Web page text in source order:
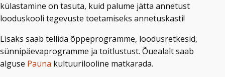
külastamine on tasuta, kuid palume jätta annetust
looduskooli tegevuste toetamiseks annetuskasti!
Lisaks saab tellida õppeprogramme, loodusretkesid,
sünnipäevaprogramme ja toitlustust. Õuealalt saab
alguse Pauna kultuurilooline matkarada.